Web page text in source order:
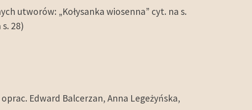
utworów: „Kołysanka wiosenna” cyt. na s.
28)
Edward Balcerzan, Anna Legeżyńska,